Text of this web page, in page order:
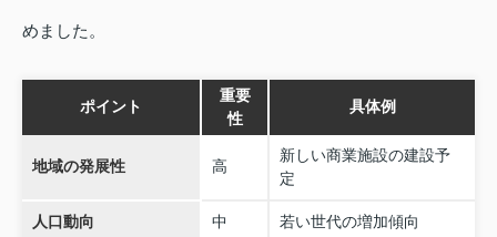
めました。
ポイント
重要
性
具体例
地域の発展性 高
新しい商業施設の建設予
定
人口動向 中 若い世代の増加傾向